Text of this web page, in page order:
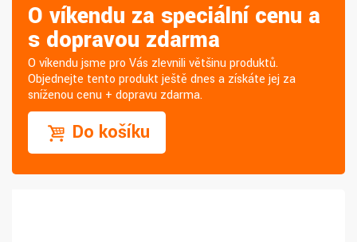
O víkendu za speciální cenu a
s dopravou zdarma
O víkendu jsme pro Vás zlevnili většinu produktů.
Objednejte tento produkt ještě dnes a získáte jej za
sníženou cenu + dopravu zdarma.
Do košíku